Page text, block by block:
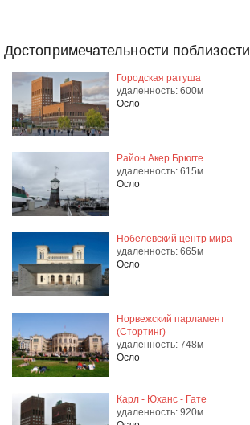
Достопримечательности поблизости
Городская ратуша
удаленность: 600м
Осло
Район Акер Брюгге
удаленность: 615м
Осло
Нобелевский центр мира
удаленность: 665м
Осло
Норвежский парламент
(Стортинг)
удаленность: 748м
Осло
Карл - Юханс - Гате
удаленность: 920м